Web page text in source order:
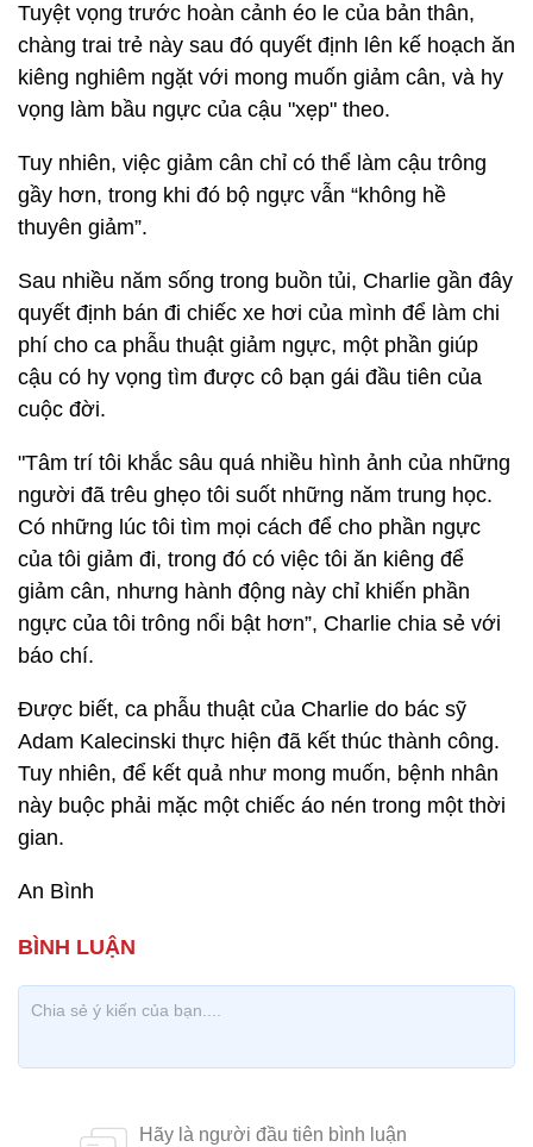
Tuyệt vọng trước hoàn cảnh éo le của bản thân,
chàng trai trẻ này sau đó quyết định lên kế hoạch ăn
kiêng nghiêm ngặt với mong muốn giảm cân, và hy
vọng làm bầu ngực của cậu "xẹp" theo.
Tuy nhiên, việc giảm cân chỉ có thể làm cậu trông
gầy hơn, trong khi đó bộ ngực vẫn “không hề
thuyên giảm”.
Sau nhiều năm sống trong buồn tủi, Charlie gần đây
quyết định bán đi chiếc xe hơi của mình để làm chi
phí cho ca phẫu thuật giảm ngực, một phần giúp
cậu có hy vọng tìm được cô bạn gái đầu tiên của
cuộc đời.
"Tâm trí tôi khắc sâu quá nhiều hình ảnh của những
người đã trêu ghẹo tôi suốt những năm trung học.
Có những lúc tôi tìm mọi cách để cho phần ngực
của tôi giảm đi, trong đó có việc tôi ăn kiêng để
giảm cân, nhưng hành động này chỉ khiến phần
ngực của tôi trông nổi bật hơn”, Charlie chia sẻ với
báo chí.
Được biết, ca phẫu thuật của Charlie do bác sỹ
Adam Kalecinski thực hiện đã kết thúc thành công.
Tuy nhiên, để kết quả như mong muốn, bệnh nhân
này buộc phải mặc một chiếc áo nén trong một thời
gian.
An Bình